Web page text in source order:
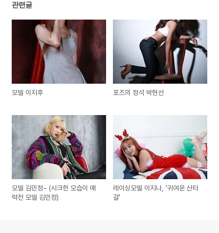
관련글
모델 이지후 포즈의 정석 박현선
모델 김민정~ (시크한 모습이 매
력전 모델 김민정)
레이싱모델 이지나, '귀여운 산타
걸'